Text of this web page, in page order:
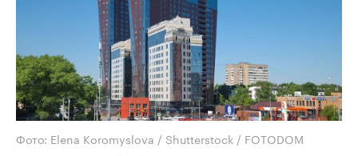
Фото: Elena Koromyslova / Shutterstock / FOTODOM